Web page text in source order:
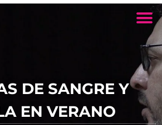
DE SANGRE Y
EN VERANO